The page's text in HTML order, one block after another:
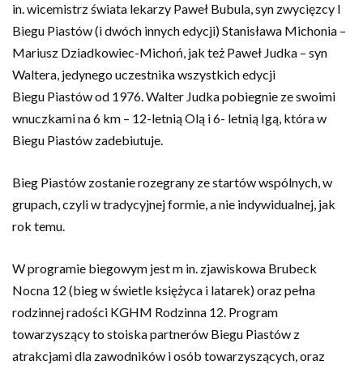
in. wicemistrz świata lekarzy Paweł Bubula, syn zwycięzcy I
Biegu Piastów (i dwóch innych edycji) Stanisława Michonia –
Mariusz Dziadkowiec-Michoń, jak też Paweł Judka – syn
Waltera, jedynego uczestnika wszystkich edycji
Biegu Piastów od 1976. Walter Judka pobiegnie ze swoimi
wnuczkami na 6 km – 12-letnią Olą i 6- letnią Igą, która w
Biegu Piastów zadebiutuje.
Bieg Piastów zostanie rozegrany ze startów wspólnych, w
grupach, czyli w tradycyjnej formie, a nie indywidualnej, jak
rok temu.
W programie biegowym jest m in. zjawiskowa Brubeck
Nocna 12 (bieg w świetle księżyca i latarek) oraz pełna
rodzinnej radości KGHM Rodzinna 12. Program
towarzyszący to stoiska partnerów Biegu Piastów z
atrakcjami dla zawodników i osób towarzyszących, oraz